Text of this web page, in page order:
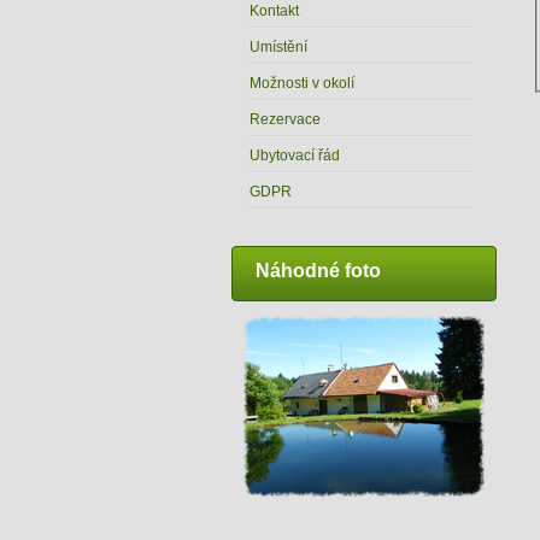
Kontakt
Umístění
Možnosti v okolí
Rezervace
Ubytovací řád
GDPR
Náhodné foto